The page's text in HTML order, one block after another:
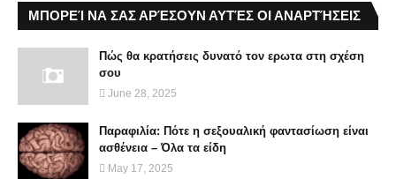
ΜΠΟΡΕΊ ΝΑ ΣΑΣ ΑΡΈΣΟΥΝ ΑΥΤΈΣ ΟΙ ΑΝΑΡΤΉΣΕΙΣ
Πώς θα κρατήσεις δυνατό τον ερωτα στη σχέση
σου
June 28, 2025
Παραφιλία: Πότε η σεξουαλική φαντασίωση είναι
ασθένεια – Όλα τα είδη
May 17, 2025